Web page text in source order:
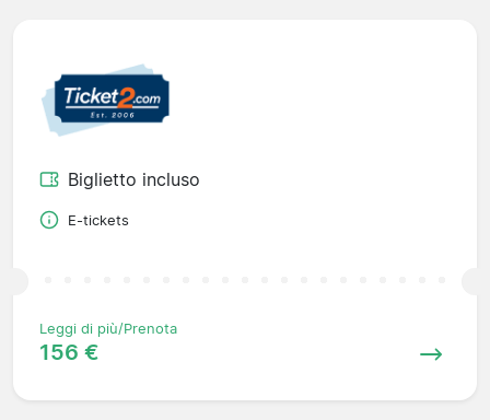
Biglietto incluso
E-tickets
Leggi di più/Prenota
156 €